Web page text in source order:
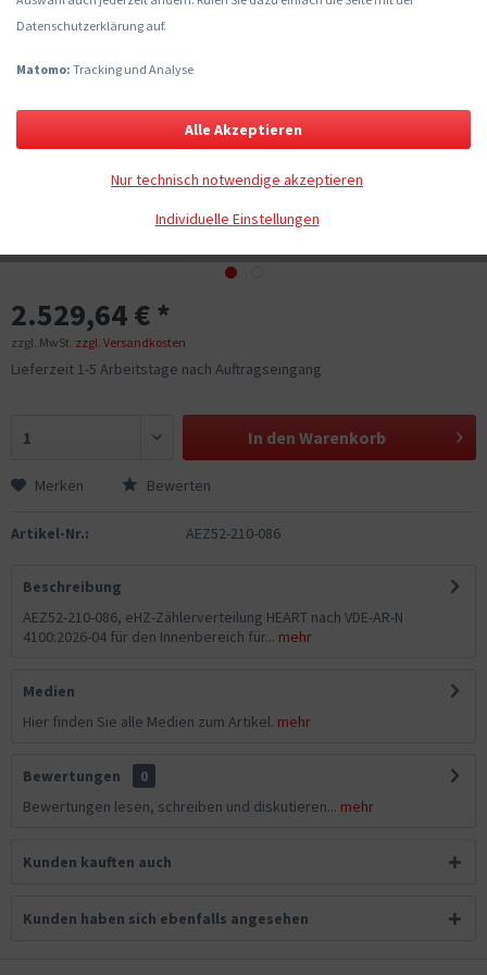
2.529,64 € *
zzgl. MwSt. zzgl. Versandkosten
Lieferzeit 1-5 Arbeitstage nach Auftragseingang
In den Warenkorb
Merken Bewerten
Artikel-Nr.: AEZ52-210-086
Beschreibung
AEZ52-210-086, eHZ-Zählerverteilung HEART nach VDE-AR-N
4100:2026-04 für den Innenbereich für... mehr
Medien
Hier finden Sie alle Medien zum Artikel. mehr
Bewertungen
0
Bewertungen lesen, schreiben und diskutieren... mehr
Kunden kauften auch
Kunden haben sich ebenfalls angesehen
Datenschutzerklärung auf.
Matomo: Tracking und Analyse
Individuelle Einstellungen
Nur technisch notwendige akzeptieren
Alle Akzeptieren